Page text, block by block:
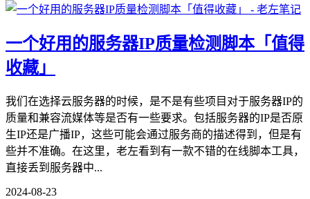
一个好用的服务器IP质量检测脚本「值得
收藏」
我们在选择云服务器的时候，是不是有些项目对于服务器IP的
质量和兼容流媒体等是否有一些要求。包括服务器的IP是否原
生IP还是广播IP，这些可能会通过服务商的描述得到，但是有
些并不准确。在这里，老左看到有一款不错的在线脚本工具，
直接丢到服务器中...
2024-08-23